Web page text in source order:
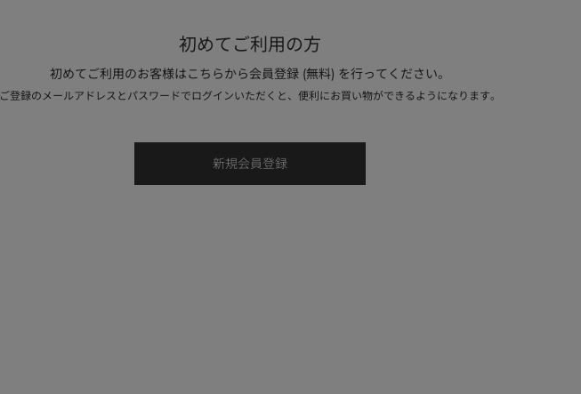
初めてご利用の方
初めてご利用のお客様はこちらから会員登録 (無料) を行ってください。
ご登録のメールアドレスとパスワードでログインいただくと、便利にお買い物ができるようになります。